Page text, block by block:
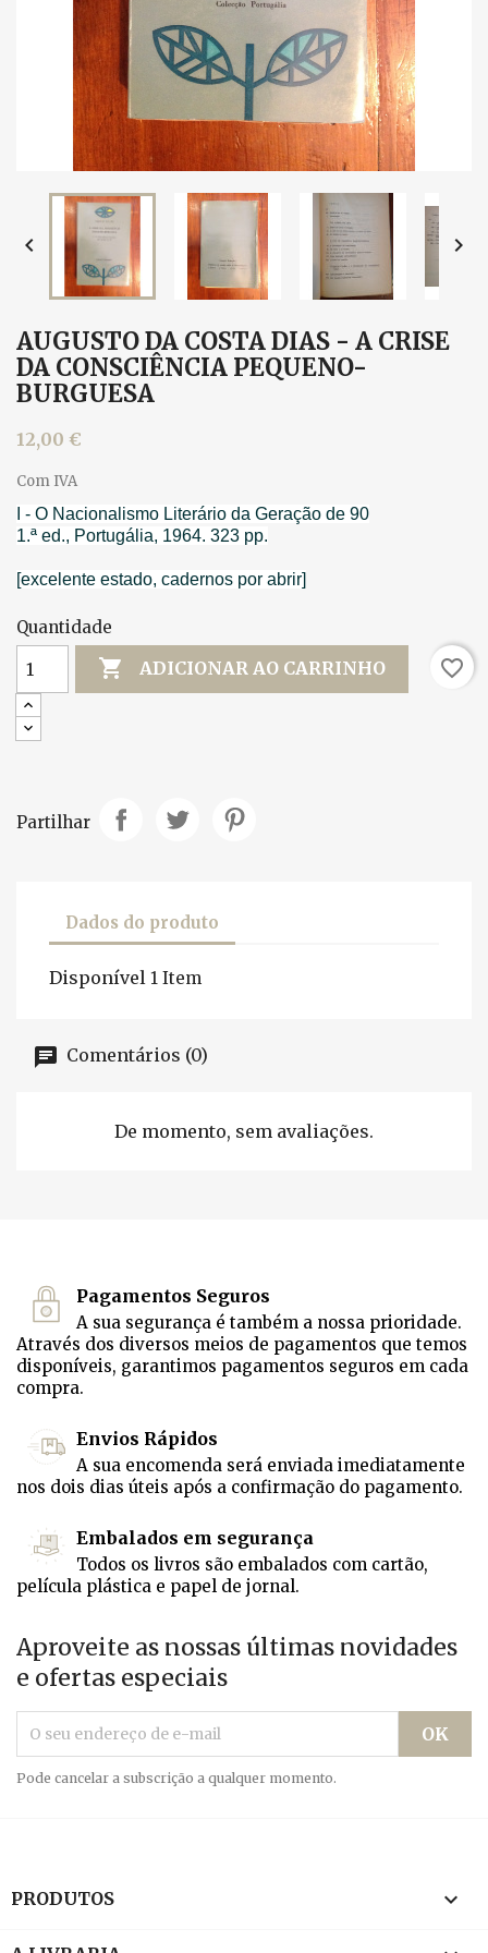
 
AUGUSTO DA COSTA DIAS - A CRISE
DA CONSCIÊNCIA PEQUENO-
BURGUESA
12,00 €
Com IVA
I - O Nacionalismo Literário da Geração de 90
1.ª ed., Portugália, 1964. 323 pp.
[excelente estado, cadernos por abrir]
Quantidade
 ADICIONAR AO CARRINHO favorite_border
Partilhar
Dados do produto
Disponível 1 Item
Comentários (0)
De momento, sem avaliações.
Pagamentos Seguros
A sua segurança é também a nossa prioridade.
Através dos diversos meios de pagamentos que temos
disponíveis, garantimos pagamentos seguros em cada
compra.
Envios Rápidos
A sua encomenda será enviada imediatamente
nos dois dias úteis após a confirmação do pagamento.
Embalados em segurança
Todos os livros são embalados com cartão,
película plástica e papel de jornal.
Aproveite as nossas últimas novidades
e ofertas especiais
Pode cancelar a subscrição a qualquer momento.
PRODUTOS 